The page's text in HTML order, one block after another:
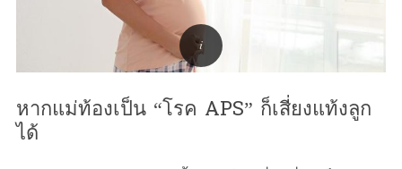
หากแม่ท้องเป็น “โรค APS” ก็เสี่ยงแท้งลูก
ได้